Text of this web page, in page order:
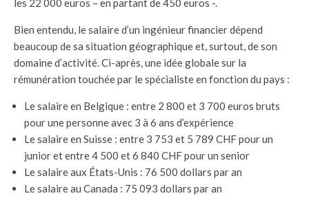
les 22 000 euros – en partant de 450 euros -.
Bien entendu, le salaire d’un ingénieur financier dépend
beaucoup de sa situation géographique et, surtout, de son
domaine d’activité. Ci-après, une idée globale sur la
rémunération touchée par le spécialiste en fonction du pays :
Le salaire en Belgique : entre 2 800 et 3 700 euros bruts
pour une personne avec 3 à 6 ans d’expérience
Le salaire en Suisse : entre 3 753 et 5 789 CHF pour un
junior et entre 4 500 et 6 840 CHF pour un senior
Le salaire aux États-Unis : 76 500 dollars par an
Le salaire au Canada : 75 093 dollars par an